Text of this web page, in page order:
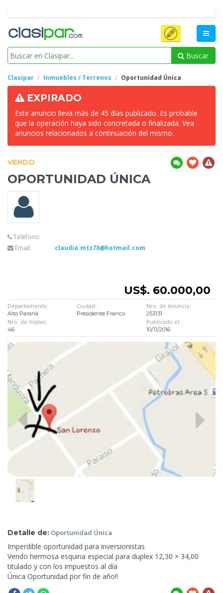
Buscar
Clasipar Inmuebles / Terrenos Oportunidad Única
EXPIRADO
Este anuncio lleva más de 45 días publicado. Es probable
que la operación haya sido concretada o finalizada. Vea
anuncios relacionados a continuación del mismo.
VENDO
OPORTUNIDAD ÚNICA
Teléfono:
Email:
claudia.mtz78@hotmail.com
US$. 60.000,00
Departamento:
Alto Paraná
Ciudad:
Presidente Franco
Nro. de Anuncio:
253131
Nro. de Visitas:
46
Publicado el:
10/11/2016
Detalle de: Oportunidad Única
Imperdible oportunidad para inversionistas
Vendo hermosa esquina especial para duplex 12,30 × 34,00
titulado y con los impuestos al día
Única Oportunidad por fin de año!!